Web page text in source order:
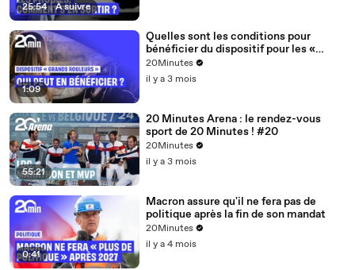
25:54 | À suivre
1:09
Quelles sont les conditions pour
bénéficier du dispositif pour les «
20Minutes
il y a 3 mois
55:21
20 Minutes Arena : le rendez-vous
sport de 20 Minutes ! #20
20Minutes
il y a 3 mois
0:41
Macron assure qu'il ne fera pas de
politique après la fin de son mandat
20Minutes
il y a 4 mois